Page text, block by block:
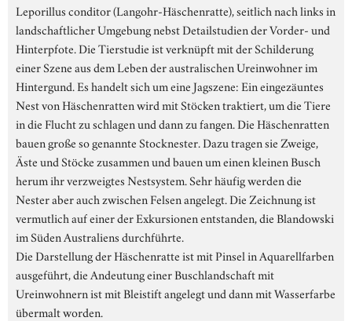
Leporillus conditor (Langohr-Häschenratte), seitlich nach links in
landschaftlicher Umgebung nebst Detailstudien der Vorder- und
Hinterpfote. Die Tierstudie ist verknüpft mit der Schilderung
einer Szene aus dem Leben der australischen Ureinwohner im
Hintergund. Es handelt sich um eine Jagszene: Ein eingezäuntes
Nest von Häschenratten wird mit Stöcken traktiert, um die Tiere
in die Flucht zu schlagen und dann zu fangen. Die Häschenratten
bauen große so genannte Stocknester. Dazu tragen sie Zweige,
Äste und Stöcke zusammen und bauen um einen kleinen Busch
herum ihr verzweigtes Nestsystem. Sehr häufig werden die
Nester aber auch zwischen Felsen angelegt. Die Zeichnung ist
vermutlich auf einer der Exkursionen entstanden, die Blandowski
im Süden Australiens durchführte.
Die Darstellung der Häschenratte ist mit Pinsel in Aquarellfarben
ausgeführt, die Andeutung einer Buschlandschaft mit
Ureinwohnern ist mit Bleistift angelegt und dann mit Wasserfarbe
übermalt worden.